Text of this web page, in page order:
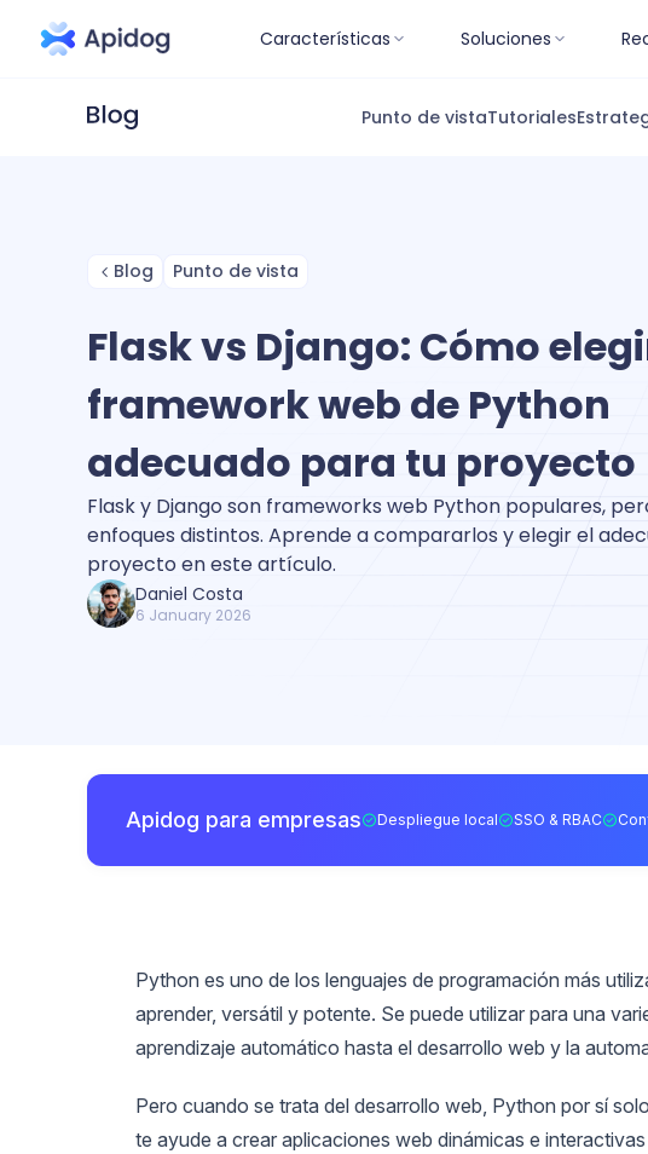
Características Soluciones
Punto de vistaTutoriales
Blog Punto de vista
Flask vs Django: Cómo
framework web de Python
adecuado para tu proyecto
Flask y Django son frameworks web Python populares,
enfoques distintos. Aprende a compararlos y elegir el
proyecto en este artículo.
Daniel Costa
6 January 2026
Apidog para empresas Despliegue local SSO & RBAC
Python es uno de los lenguajes de programación más
aprender, versátil y potente. Se puede utilizar para una
aprendizaje automático hasta el desarrollo web y la
Pero cuando se trata del desarrollo web, Python por sí
te ayude a crear aplicaciones web dinámicas e